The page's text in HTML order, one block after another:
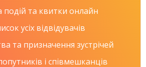
подій та квитки онлайн
усіх відвідувачів
та призначення зустрічей
і співмешканців